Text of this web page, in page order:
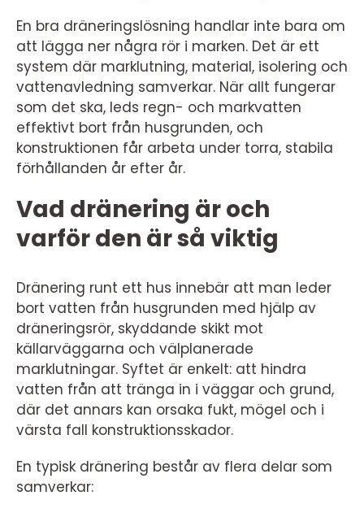
En bra dräneringslösning handlar inte bara om
att lägga ner några rör i marken. Det är ett
system där marklutning, material, isolering och
vattenavledning samverkar. När allt fungerar
som det ska, leds regn- och markvatten
effektivt bort från husgrunden, och
konstruktionen får arbeta under torra, stabila
förhållanden år efter år.
Vad dränering är och
varför den är så viktig
Dränering runt ett hus innebär att man leder
bort vatten från husgrunden med hjälp av
dräneringsrör, skyddande skikt mot
källarväggarna och välplanerade
marklutningar. Syftet är enkelt: att hindra
vatten från att tränga in i väggar och grund,
där det annars kan orsaka fukt, mögel och i
värsta fall konstruktionsskador.
En typisk dränering består av flera delar som
samverkar: